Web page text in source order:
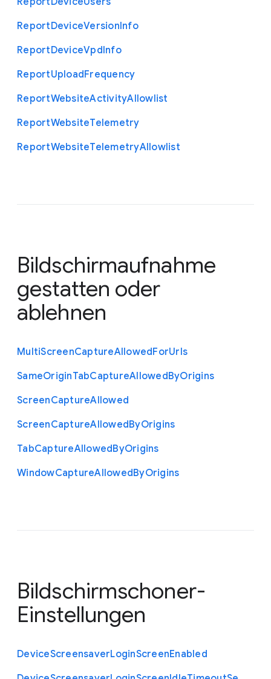
ReportDeviceVersionInfo
ReportDeviceVpdInfo
ReportUploadFrequency
ReportWebsiteActivityAllowlist
ReportWebsiteTelemetry
ReportWebsiteTelemetryAllowlist
Bildschirmaufnahme
gestatten oder
ablehnen
MultiScreenCaptureAllowedForUrls
SameOriginTabCaptureAllowedByOrigins
ScreenCaptureAllowed
ScreenCaptureAllowedByOrigins
TabCaptureAllowedByOrigins
WindowCaptureAllowedByOrigins
Bildschirmschoner-
Einstellungen
DeviceScreensaverLoginScreenEnabled